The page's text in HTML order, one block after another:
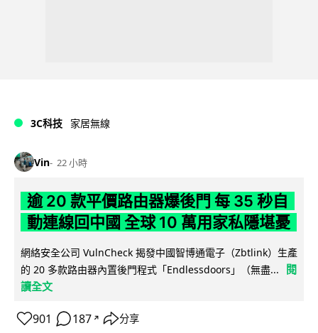
3C科技 家居無線
Vin 22 小時
逾 20 款平價路由器爆後門 每 35 秒自
動連線回中國 全球 10 萬用家私隱堪憂
網絡安全公司 VulnCheck 揭發中國智博通電子（Zbtlink）生產
的 20 多款路由器內置後門程式「Endlessdoors」（無盡...
閱
讀全文
901 187 ↗ 分享